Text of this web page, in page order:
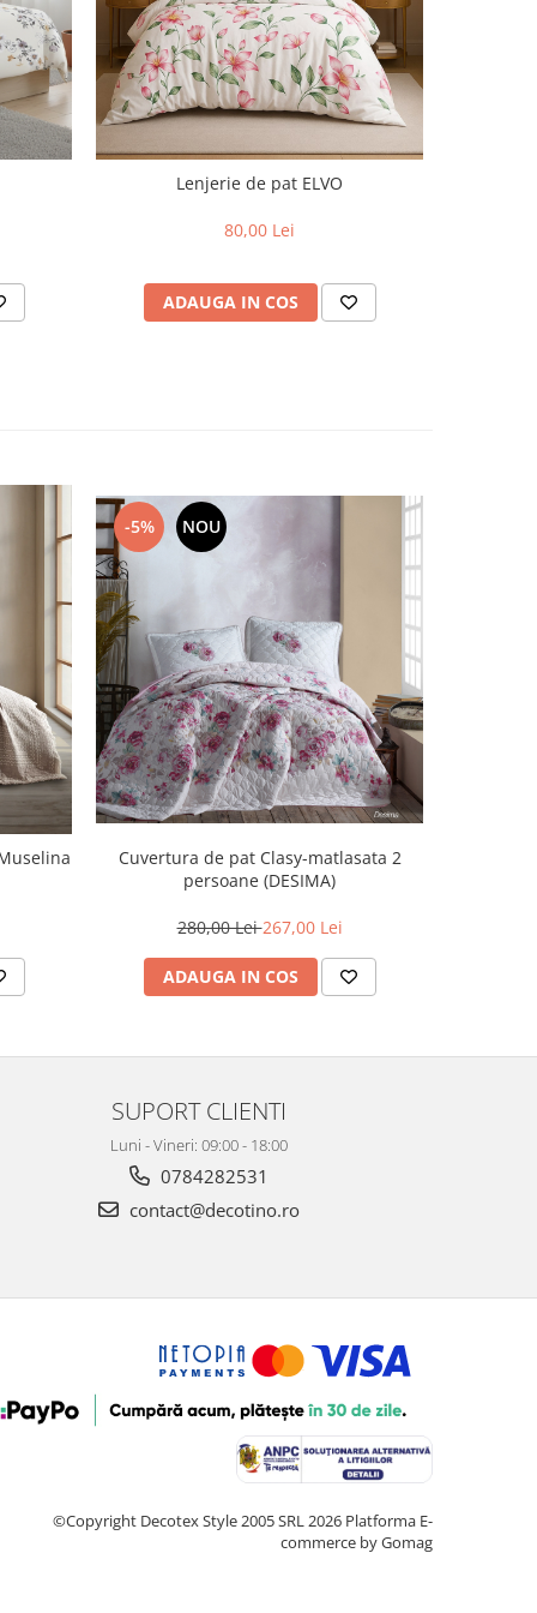
Lenjerie de pat ELVO
80,00 Lei
ADAUGA IN COS
-5% NOU
Cuvertura de pat Clasy-matlasata 2
persoane (DESIMA)
280,00 Lei267,00 Lei
ADAUGA IN COS
SUPORT CLIENTI
Luni - Vineri: 09:00 - 18:00
0784282531
contact@decotino.ro
©Copyright Decotex Style 2005 SRL 2026 Platforma E-
commerce by Gomag